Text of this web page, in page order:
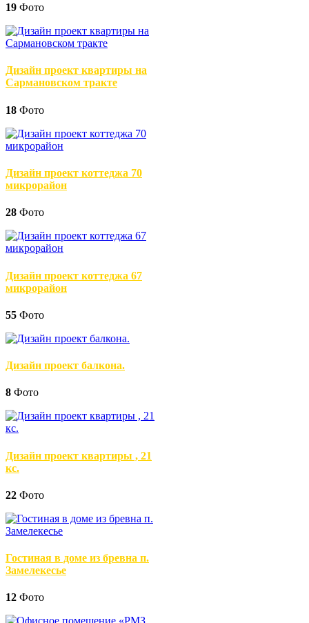
19 Фото
Дизайн проект квартиры на
Сармановском тракте
18 Фото
Дизайн проект коттеджа 70
микрорайон
28 Фото
Дизайн проект коттеджа 67
микрорайон
55 Фото
Дизайн проект балкона.
8 Фото
Дизайн проект квартиры , 21
кс.
22 Фото
Гостиная в доме из бревна п.
Замелекесье
12 Фото